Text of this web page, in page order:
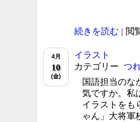
続きを読む | 閲
4月
10
(金)
イラスト
カテゴリー つ
国語担当のな
気ですか。私
イラストをも
ゃん」大将軍